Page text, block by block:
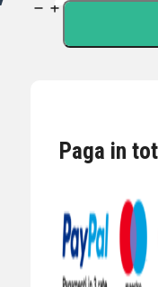
D-
VERTICALE
WATT
ALTEZZA
Paga in